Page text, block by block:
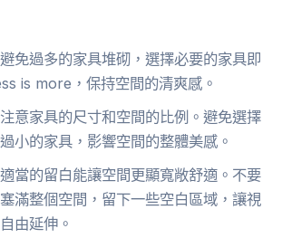
避免過多的家具堆砌，選擇必要的家具即
is more，保持空間的清爽感。
注意家具的尺寸和空間的比例。避免選擇
小的家具，影響空間的整體美感。
適當的留白能讓空間更顯寬敞舒適。不要
滿整個空間，留下一些空白區域，讓視
由延伸。